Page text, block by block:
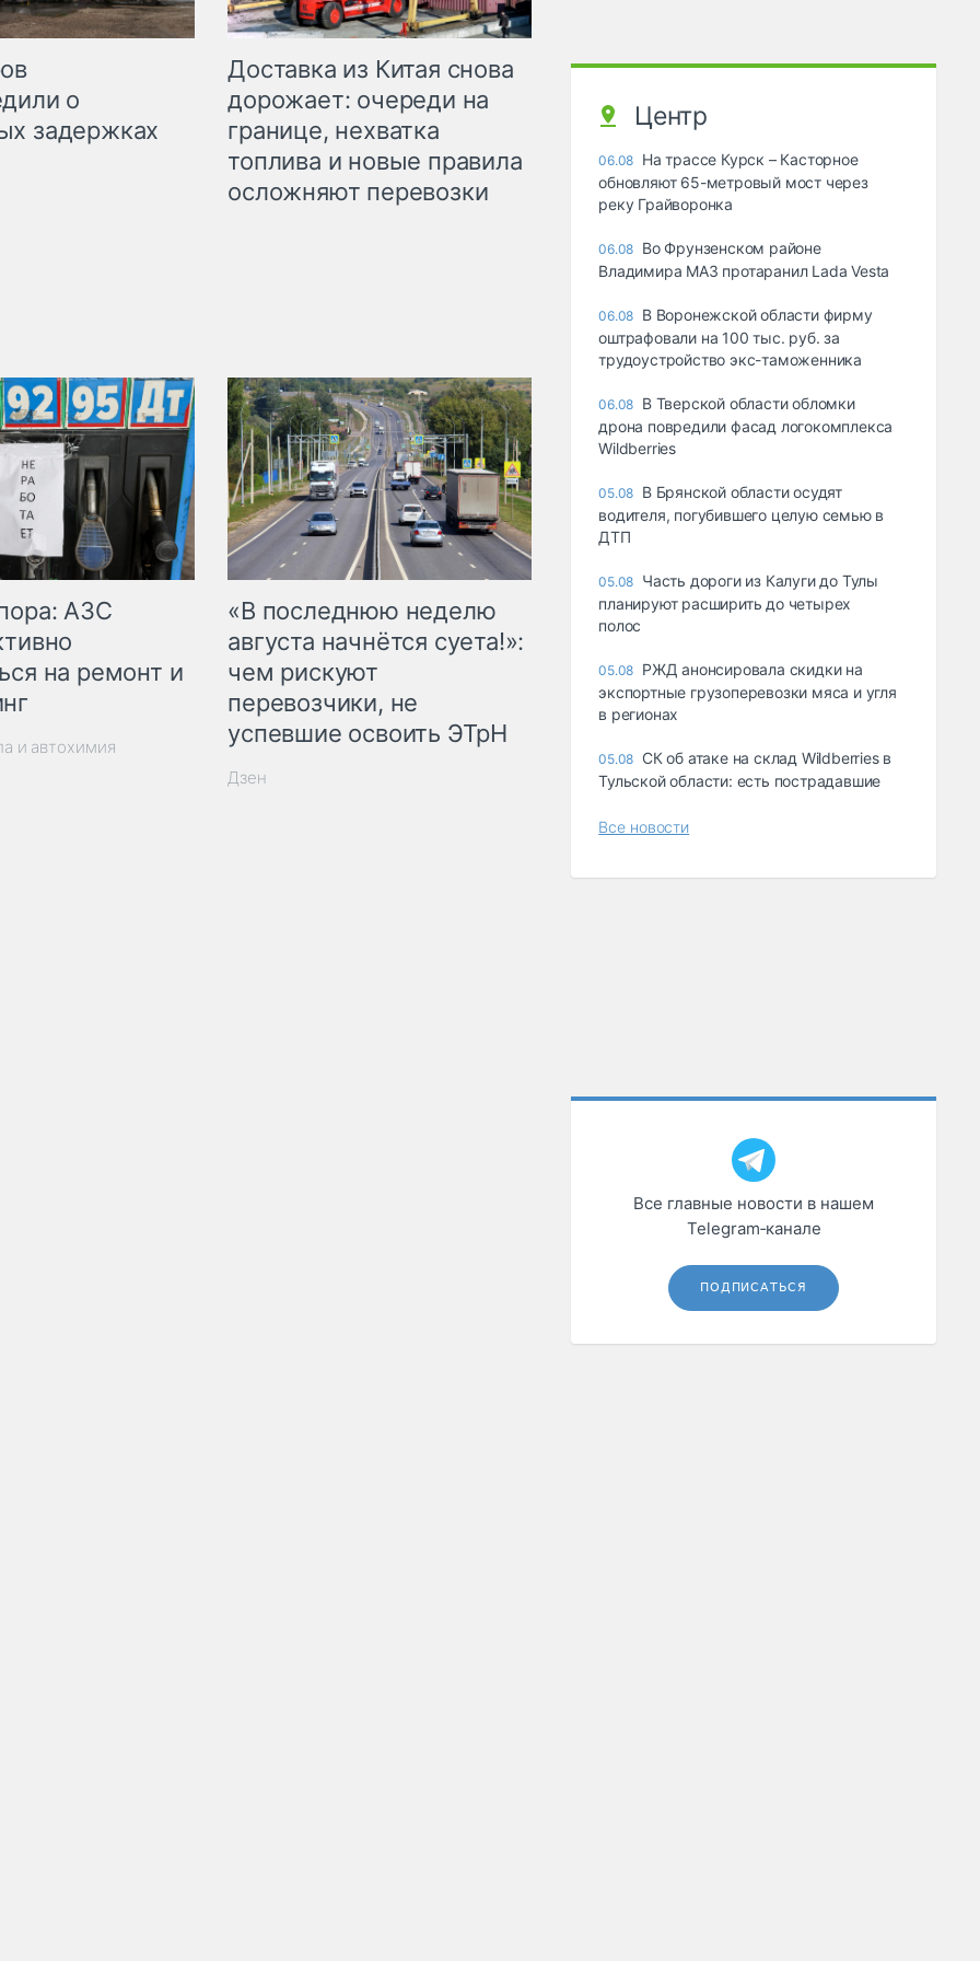
о
задержках
Доставка из Китая снова
дорожает: очереди на
границе, нехватка
топлива и новые правила
осложняют перевозки
АЗС
на ремонт и
и автохимия
«В последнюю неделю
августа начнётся суета!»:
чем рискуют
перевозчики, не
успевшие освоить ЭТрН
Дзен
Центр
06.08 На трассе Курск – Касторное
обновляют 65-метровый мост через
реку Грайворонка
06.08 Во Фрунзенском районе
Владимира МАЗ протаранил Lada Vesta
06.08 В Воронежской области фирму
оштрафовали на 100 тыс. руб. за
трудоустройство экс-таможенника
06.08 В Тверской области обломки
дрона повредили фасад логокомплекса
Wildberries
05.08 В Брянской области осудят
водителя, погубившего целую семью в
ДТП
05.08 Часть дороги из Калуги до Тулы
планируют расширить до четырех
полос
05.08 РЖД анонсировала скидки на
экспортные грузоперевозки мяса и угля
в регионах
05.08 СК об атаке на склад Wildberries в
Тульской области: есть пострадавшие
Все новости
Все главные новости в нашем
Telegram‑канале
ПОДПИСАТЬСЯ